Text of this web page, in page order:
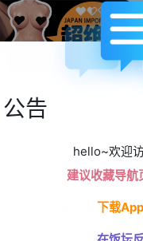
第04集
公告
hello~欢迎
建议收藏导航
下载